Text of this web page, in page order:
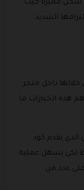
شحن مميزة حيث
الشديد
خلالها داخل متجر
هذه الخيارات ما
الذي يقدم كود
لكي يسهل عملية
على عدد من